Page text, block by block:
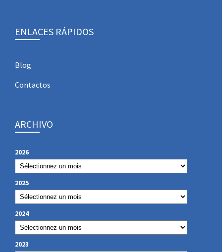
ENLACES RÁPIDOS
Blog
Contactos
ARCHIVO
2026
2025
2024
2023